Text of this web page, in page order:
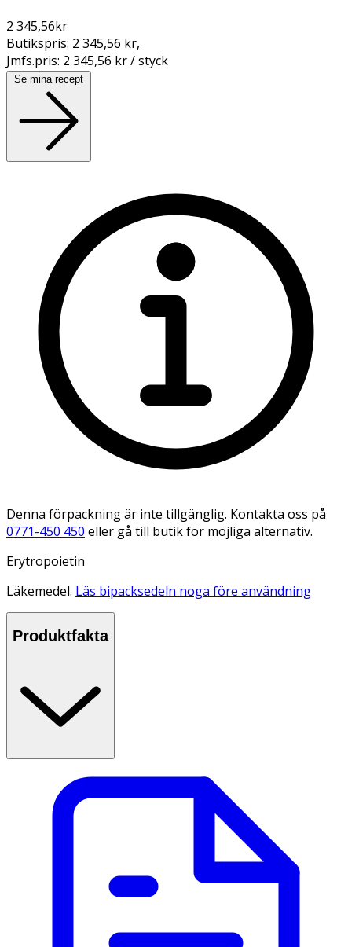
2 345,56kr
Butikspris: 2 345,56 kr,
Jmfs.pris: 2 345,56 kr / styck
Se mina recept
Denna förpackning är inte tillgänglig. Kontakta oss på
0771-450 450 eller gå till butik för möjliga alternativ.
Erytropoietin
Läkemedel. Läs bipacksedeln noga före användning
Produktfakta